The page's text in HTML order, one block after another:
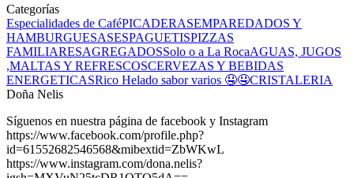
Categorías
Especialidades de CaféPICADERASEMPAREDADOS Y
HAMBURGUESASESPAGUETISPIZZAS
FAMILIARESAGREGADOSSolo o a La RocaAGUAS, JUGOS
,MALTAS Y REFRESCOSCERVEZAS Y BEBIDAS
ENERGETICASRico Helado sabor varios 🤤🤤CRISTALERIA
Doña Nelis
Síguenos en nuestra página de facebook y Instagram
https://www.facebook.com/profile.php?
id=61552682546568&mibextid=ZbWKwL
https://www.instagram.com/dona.nelis?